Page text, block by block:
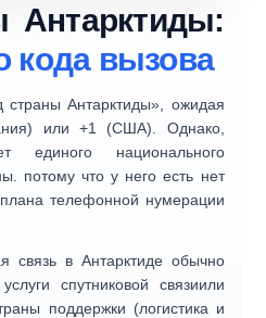
Антарктиды:
кода вызова
страны Антарктиды», ожидая
или +1 (США). Однако,
единого национального
потому что у него есть нет
телефонной нумерации
связь в Антарктиде обычно
услуги спутниковой связиили
поддержки (логистика и